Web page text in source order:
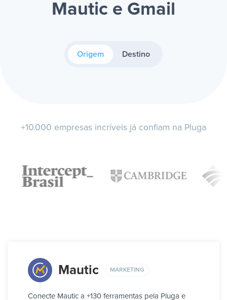
Mautic e Gmail
Origem Destino
+10.000 empresas incríveis já confiam na Pluga
Mautic MARKETING
Conecte Mautic a +130 ferramentas pela Pluga e